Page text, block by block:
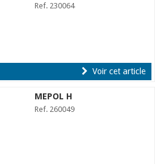
Ref. 230064
Voir cet article
MEPOL H
Ref. 260049